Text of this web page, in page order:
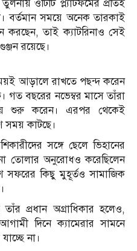
ওটিটি প্ল্যাটফর্মের প্রতিই
বর্তমান সময়ে অনেক তারকাই
করছেন, তাই ক্যাটরিনাও সেই
রয়েছে।
আড়ালে রাখতে পছন্দ করেন
গত বছরের নভেম্বর মাসে তাঁরা
শুরু করেন। এরপর থেকেই
সময় কাটছে।
সঙ্গে ছেলে ভিহানের
তোলার অনুরোধও করেছিলেন
সফরের কিছু মুহূর্তও সামাজিক
প্রধান অগ্রাধিকার হলেও,
দিনে ক্যামেরার সামনে
না।